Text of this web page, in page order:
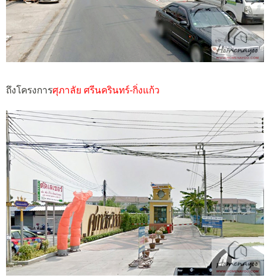
ถึงโครงการศุภาลัย ศรีนครินทร์-กิ่งแก้ว